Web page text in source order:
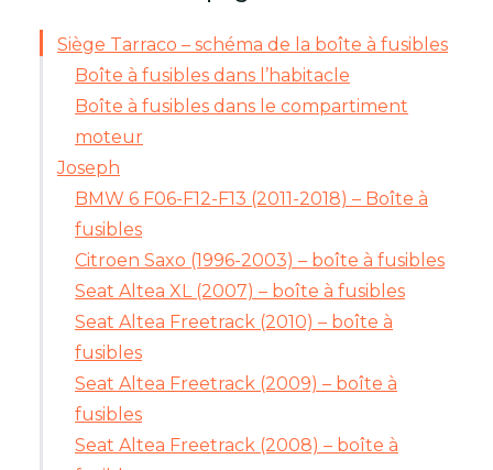
Siège Tarraco – schéma de la boîte à fusibles
Boîte à fusibles dans l’habitacle
Boîte à fusibles dans le compartiment
moteur
Joseph
BMW 6 F06-F12-F13 (2011-2018) – Boîte à
fusibles
Citroen Saxo (1996-2003) – boîte à fusibles
Seat Altea XL (2007) – boîte à fusibles
Seat Altea Freetrack (2010) – boîte à
fusibles
Seat Altea Freetrack (2009) – boîte à
fusibles
Seat Altea Freetrack (2008) – boîte à